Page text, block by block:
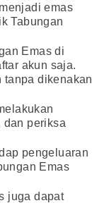
emas
Tabungan
Emas di
akun saja.
tanpa dikenakan
dan periksa
pengeluaran
Emas
juga dapat